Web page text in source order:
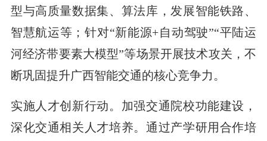
型与高质量数据集、算法库，发展智能铁路、
智慧航运等；针对“新能源+自动驾驶”“平陆运
河经济带要素大模型”等场景开展技术攻关，不
断巩固提升广西智能交通的核心竞争力。
实施人才创新行动。加强交通院校功能建设，
深化交通相关人才培养。通过产学研用合作培